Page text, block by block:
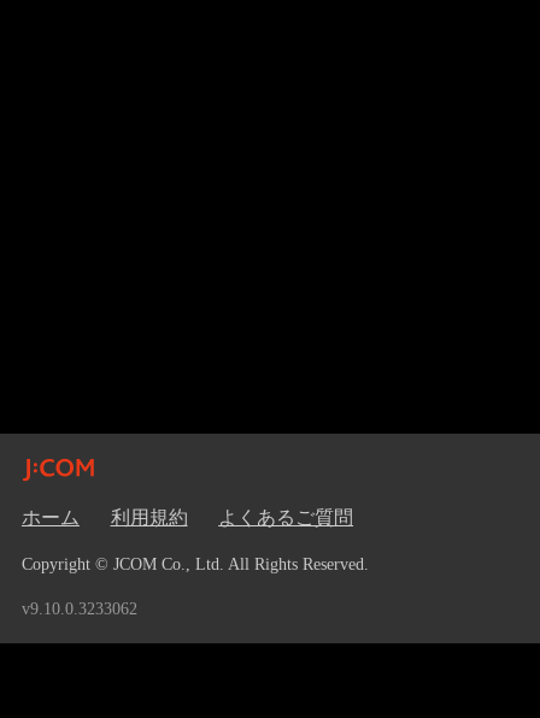
ホーム 利用規約 よくあるご質問
Copyright © JCOM Co., Ltd. All Rights Reserved.
v9.10.0.3233062